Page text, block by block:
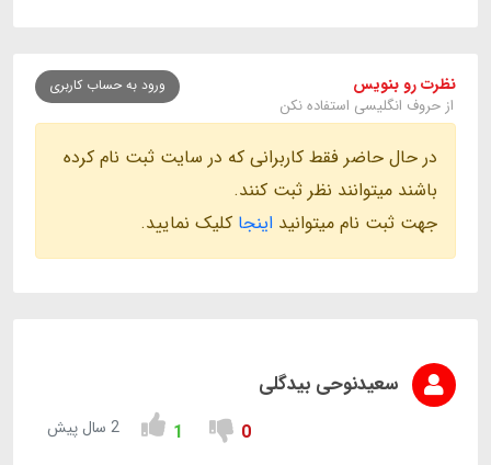
نظرت رو بنویس
از حروف انگلیسی استفاده نکن
ورود به حساب کاربری
در حال حاضر فقط کاربرانی که در سایت ثبت نام کرده
باشند میتوانند نظر ثبت کنند.
جهت ثبت نام میتوانید اینجا کلیک نمایید.
سعیدنوحی بیدگلی
0
1 2 سال پیش